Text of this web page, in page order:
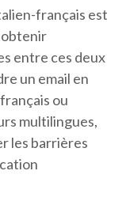
français est
obtenir
entre ces deux
un email en
ou
multilingues,
les barrières